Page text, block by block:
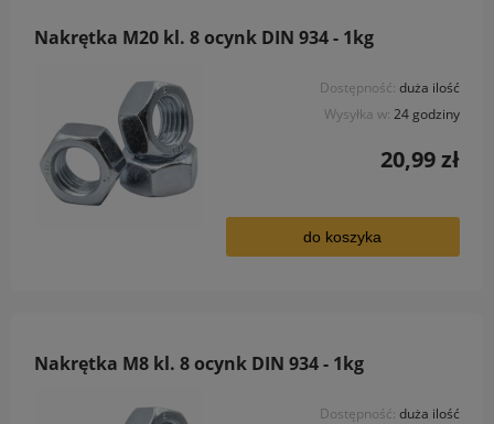
Nakrętka M20 kl. 8 ocynk DIN 934 - 1kg
Dostępność: duża ilość
Wysyłka w: 24 godziny
20,99 zł
do koszyka
Nakrętka M8 kl. 8 ocynk DIN 934 - 1kg
Dostępność: duża ilość